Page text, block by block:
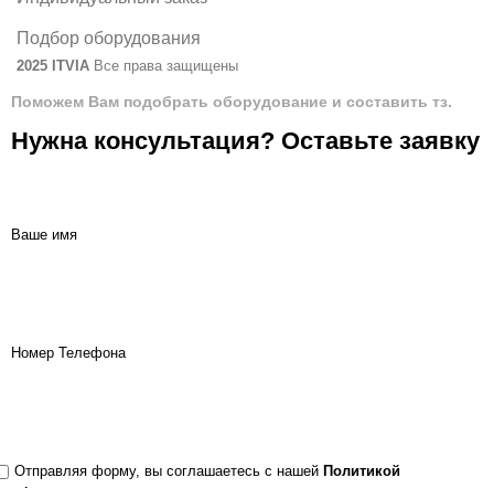
Подбор оборудования
2025 ITVIA Все права защищены
Поможем Вам подобрать оборудование и составить тз.
Нужна консультация? Оставьте заявку
Ваше имя
Номер Телефона
Отправляя форму, вы соглашаетесь с нашей Политикой